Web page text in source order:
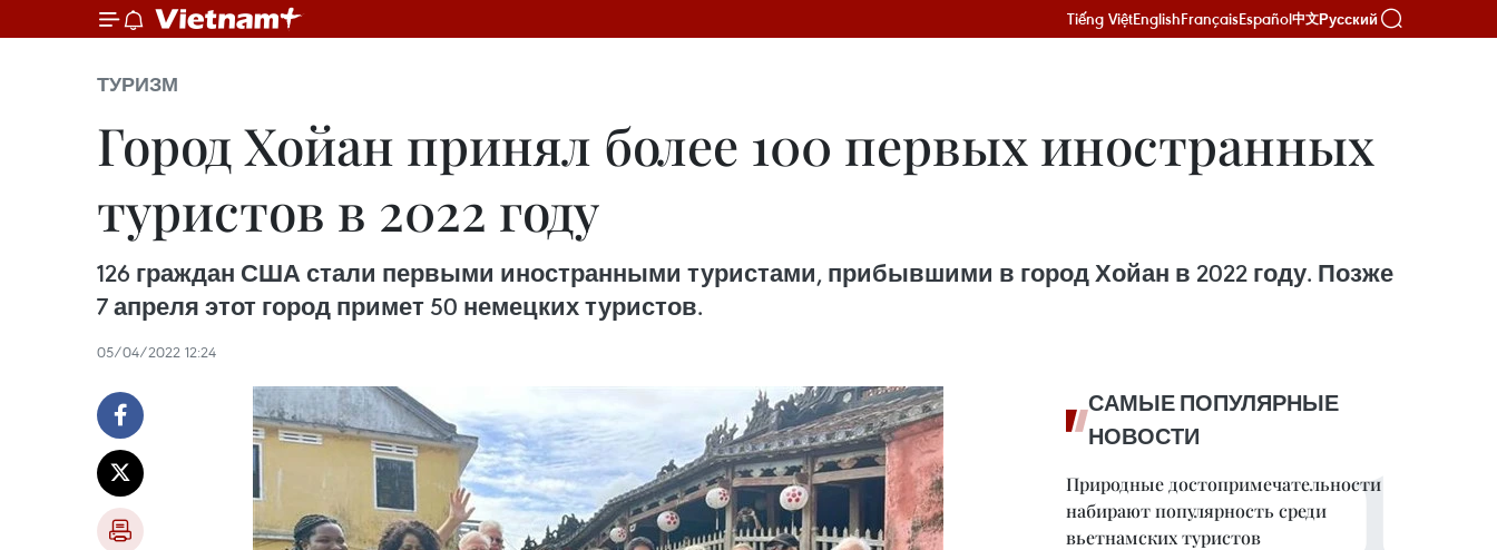
Tiếng ViệtEnglishFrançaisEspañol中文Русский
ТУРИЗМ
Город Хойан принял более 100 первых иностранных
туристов в 2022 году
126 граждан США стали первыми иностранными туристами, прибывшими в город Хойан в 2022 году. Позже
7 апреля этот город примет 50 немецких туристов.
05/04/2022 12:24
САМЫЕ ПОПУЛЯРНЫЕ
НОВОСТИ
Природные достопримечательности
набирают популярность среди
вьетнамских туристов